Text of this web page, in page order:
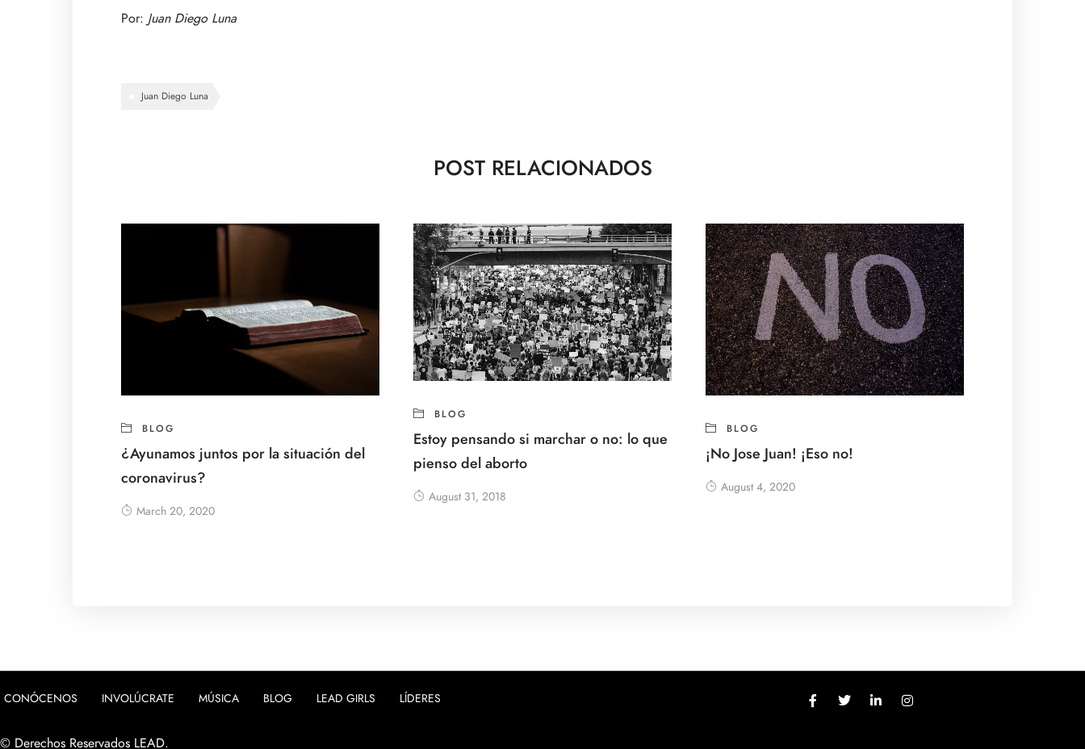
Por: Juan Diego Luna
Juan Diego Luna
POST RELACIONADOS
BLOG
¿Ayunamos juntos por la situación del
coronavirus?
March 20, 2020
BLOG
Estoy pensando si marchar o no: lo que
pienso del aborto
August 31, 2018
BLOG
¡No Jose Juan! ¡Eso no!
August 4, 2020
CONÓCENOS INVOLÚCRATE MÚSICA BLOG LEAD GIRLS LÍDERES
© Derechos Reservados LEAD.